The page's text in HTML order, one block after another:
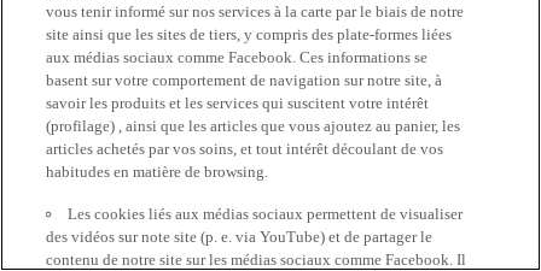
vous tenir informé sur nos services à la carte par le biais de notre
site ainsi que les sites de tiers, y compris des plate-formes liées
aux médias sociaux comme Facebook. Ces informations se
basent sur votre comportement de navigation sur notre site, à
savoir les produits et les services qui suscitent votre intérêt
(profilage) , ainsi que les articles que vous ajoutez au panier, les
articles achetés par vos soins, et tout intérêt découlant de vos
habitudes en matière de browsing.
Les cookies liés aux médias sociaux permettent de visualiser
des vidéos sur note site (p. e. via YouTube) et de partager le
contenu de notre site sur les médias sociaux comme Facebook. Il